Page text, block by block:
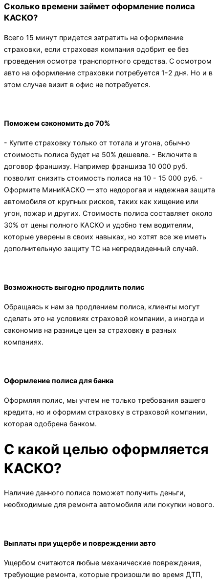
Сколько времени займет оформление полиса
КАСКО?
Всего 15 минут придется затратить на оформление
страховки, если страховая компания одобрит ее без
проведения осмотра транспортного средства. С осмотром
авто на оформление страховки потребуется 1-2 дня. Но и в
этом случае визит в офис не потребуется.
Поможем сэкономить до 70%
- Купите страховку только от тотала и угона, обычно
стоимость полиса будет на 50% дешевле. - Включите в
договор франшизу. Например франшиза 10 000 руб.
позволит снизить стоимость полиса на 10 - 15 000 руб. -
Оформите МиниКАСКО — это недорогая и надежная защита
автомобиля от крупных рисков, таких как хищение или
угон, пожар и других. Стоимость полиса составляет около
30% от цены полного КАСКО и удобно тем водителям,
которые уверены в своих навыках, но хотят все же иметь
дополнительную защиту ТС на непредвиденный случай.
Возможность выгодно продлить полис
Обращаясь к нам за продлением полиса, клиенты могут
сделать это на условиях страховой компании, а иногда и
сэкономив на разнице цен за страховку в разных
компаниях.
Оформление полиса для банка
Оформляя полис, мы учтем не только требования вашего
кредита, но и оформим страховку в страховой компании,
которая одобрена банком.
С какой целью оформляется
КАСКО?
Наличие данного полиса поможет получить деньги,
необходимые для ремонта автомобиля или покупки нового.
Выплаты при ущербе и повреждении авто
Ущербом считаются любые механические повреждения,
требующие ремонта, которые произошли во время ДТП,